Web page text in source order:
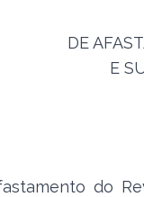
DE
E
do